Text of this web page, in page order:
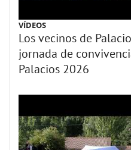
VÍDEOS
Los vecinos de
jornada de
Palacios 2026